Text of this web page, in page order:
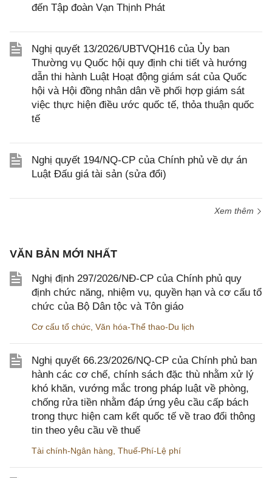
đến Tập đoàn Vạn Thịnh Phát
Nghị quyết 13/2026/UBTVQH16 của Ủy ban
Thường vụ Quốc hội quy định chi tiết và hướng
dẫn thi hành Luật Hoạt động giám sát của Quốc
hội và Hội đồng nhân dân về phối hợp giám sát
việc thực hiện điều ước quốc tế, thỏa thuận quốc
tế
Nghị quyết 194/NQ-CP của Chính phủ về dự án
Luật Đấu giá tài sản (sửa đổi)
Xem thêm
VĂN BẢN MỚI NHẤT
Nghị định 297/2026/NĐ-CP của Chính phủ quy
định chức năng, nhiệm vụ, quyền hạn và cơ cấu tổ
chức của Bộ Dân tộc và Tôn giáo
Cơ cấu tổ chức Văn hóa-Thể thao-Du lịch
Nghị quyết 66.23/2026/NQ-CP của Chính phủ ban
hành các cơ chế, chính sách đặc thù nhằm xử lý
khó khăn, vướng mắc trong pháp luật về phòng,
chống rửa tiền nhằm đáp ứng yêu cầu cấp bách
trong thực hiện cam kết quốc tế về trao đổi thông
tin theo yêu cầu về thuế
Tài chính-Ngân hàng Thuế-Phí-Lệ phí